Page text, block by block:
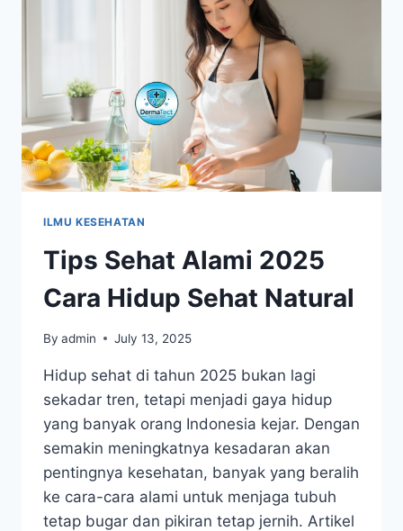
ILMU KESEHATAN
Tips Sehat Alami 2025
Cara Hidup Sehat Natural
By admin July 13, 2025
Hidup sehat di tahun 2025 bukan lagi
sekadar tren, tetapi menjadi gaya hidup
yang banyak orang Indonesia kejar. Dengan
semakin meningkatnya kesadaran akan
pentingnya kesehatan, banyak yang beralih
ke cara-cara alami untuk menjaga tubuh
tetap bugar dan pikiran tetap jernih. Artikel